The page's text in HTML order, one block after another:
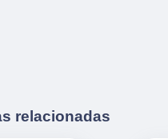
relacionadas